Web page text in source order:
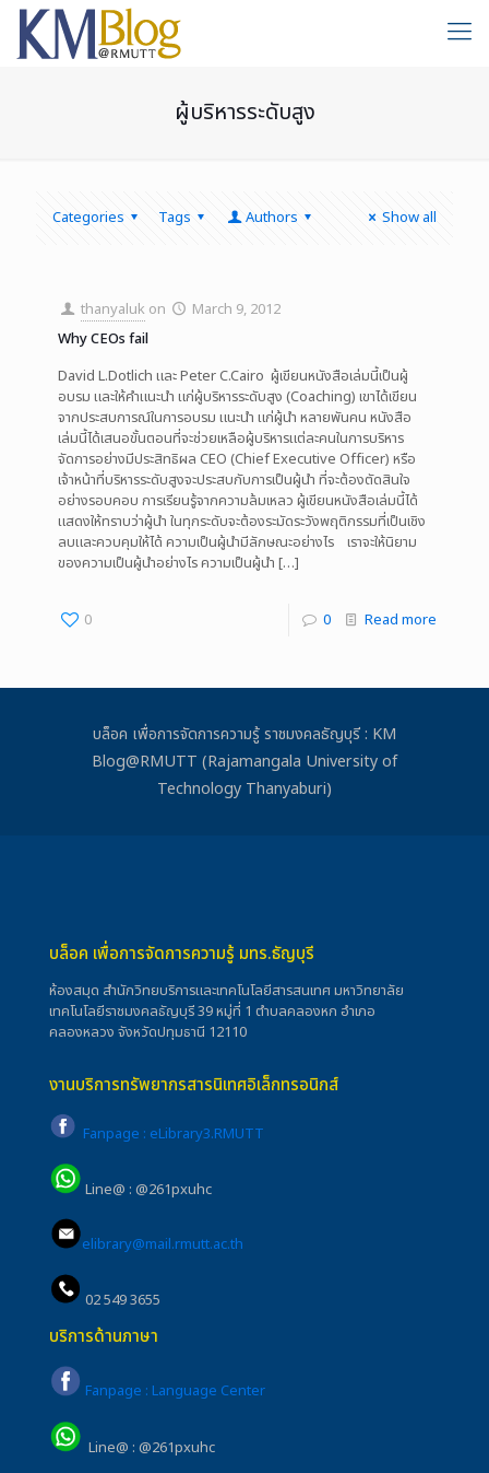
ผู้บริหารระดับสูง
Categories Tags Authors Show all
thanyaluk on
March 9, 2012
Why CEOs fail
David L.Dotlich และ Peter C.Cairo ผู้เขียนหนังสือเล่มนี้เป็นผู้
อบรม และให้คำแนะนำ แก่ผู้บริหารระดับสูง (Coaching) เขาได้เขียน
จากประสบการณ์ในการอบรม แนะนำ แก่ผู้นำ หลายพันคน หนังสือ
เล่มนี้ได้เสนอขั้นตอนที่จะช่วยเหลือผู้บริหารแต่ละคนในการบริหาร
จัดการอย่างมีประสิทธิผล CEO (Chief Executive Officer) หรือ
เจ้าหน้าที่บริหารระดับสูงจะประสบกับการเป็นผู้นำ ที่จะต้องตัดสินใจ
อย่างรอบคอบ การเรียนรู้จากความล้มเหลว ผู้เขียนหนังสือเล่มนี้ได้
แสดงให้ทราบว่าผู้นำ ในทุกระดับจะต้องระมัดระวังพฤติกรรมที่เป็นเชิง
ลบและควบคุมให้ได้ ความเป็นผู้นำมีลักษณะอย่างไร เราจะให้นิยาม
ของความเป็นผู้นำอย่างไร ความเป็นผู้นำ […]
0 0 Read more
บล็อค เพื่อการจัดการความรู้ ราชมงคลธัญบุรี : KM
Blog@RMUTT (Rajamangala University of
Technology Thanyaburi)
บล็อค เพื่อการจัดการความรู้ มทร.ธัญบุรี
ห้องสมุด สำนักวิทยบริการและเทคโนโลยีสารสนเทศ มหาวิทยาลัย
เทคโนโลยีราชมงคลธัญบุรี 39 หมู่ที่ 1 ตำบลคลองหก อำเภอ
คลองหลวง จังหวัดปทุมธานี 12110
งานบริการทรัพยากรสารนิเทศอิเล็กทรอนิกส์
Fanpage : eLibrary3.RMUTT
Line@ : @261pxuhc
elibrary@mail.rmutt.ac.th
02 549 3655
บริการด้านภาษา
Fanpage : Language Center
Line@ : @261pxuhc